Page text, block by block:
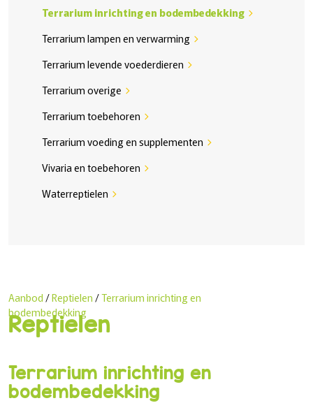
Terrarium inrichting en bodembedekking chevron_right
Terrarium lampen en verwarming chevron_right
Terrarium levende voederdieren chevron_right
Terrarium overige chevron_right
Terrarium toebehoren chevron_right
Terrarium voeding en supplementen chevron_right
Vivaria en toebehoren chevron_right
Waterreptielen chevron_right
Reptielen
Aanbod /Reptielen /Terrarium inrichting en
bodembedekking
Terrarium inrichting en
bodembedekking